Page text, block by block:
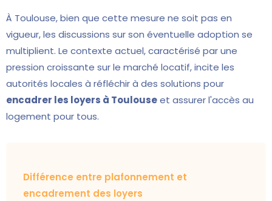
À Toulouse, bien que cette mesure ne soit pas en
vigueur, les discussions sur son éventuelle adoption se
multiplient. Le contexte actuel, caractérisé par une
pression croissante sur le marché locatif, incite les
autorités locales à réfléchir à des solutions pour
encadrer les loyers à Toulouseet assurer l'accès au
logement pour tous.
Différence entre plafonnement et
encadrement des loyers